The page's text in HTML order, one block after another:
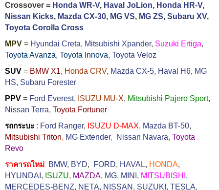
Crossover = Honda WR-V, Haval JoLion, Honda HR-V,
Nissan Kicks, Mazda CX-30, MG VS, MG ZS, Subaru XV,
Toyota Corolla Cross
MPV = Hyundai Creta, Mitsubishi Xpander, Suzuki Ertiga,
Toyota Avanza, Toyota Innova, Toyota Veloz
SUV = BMW X1, Honda CRV, Mazda CX-5, Haval H6, MG
HS, Subaru Forester
PPV = Ford Everest, ISUZU MU-X, Mitsubishi Pajero Sport,
Nissan Terra, Toyota Fortuner
รถกระบะ : Ford Ranger, ISUZU D-MAX, Mazda BT-50,
Mitsubishi Triton, MG Extender, Nissan Navara, Toyota
Revo
ราคารถใหม่ BMW, BYD, FORD, HAVAL, HONDA,
HYUNDAI , ISUZU, MAZDA, MG, MINI , MITSUBISHI ,
MERCEDES-BENZ, NETA, NISSAN , SUZUKI , TESLA,